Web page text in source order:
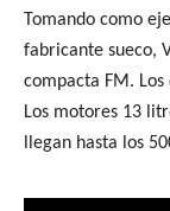
Tomando como
fabricante sueco,
compacta FM.
Los motores 13
llegan hasta los